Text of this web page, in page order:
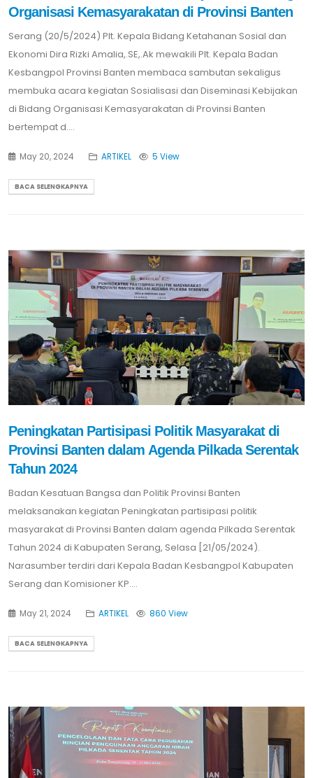
Organisasi Kemasyarakatan di Provinsi Banten
Serang (20/5/2024) Plt. Kepala Bidang Ketahanan Sosial dan
Ekonomi Dira Rizki Amalia,.SE,.Ak mewakili Plt. Kepala Badan
Kesbangpol Provinsi Banten membaca sambutan sekaligus
membuka acara kegiatan Sosialisasi dan Diseminasi Kebijakan
di Bidang Organisasi Kemasyarakatan di Provinsi Banten
bertempat d....
May 20, 2024 ARTIKEL 5 View
BACA SELENGKAPNYA
Peningkatan Partisipasi Politik Masyarakat di
Provinsi Banten dalam Agenda Pilkada Serentak
Tahun 2024
Badan Kesatuan Bangsa dan Politik Provinsi Banten
melaksanakan kegiatan Peningkatan partisipasi politik
masyarakat di Provinsi Banten dalam agenda Pilkada Serentak
Tahun 2024 di Kabupaten Serang, Selasa [21/05/2024).
Narasumber terdiri dari Kepala Badan Kesbangpol Kabupaten
Serang dan Komisioner KP....
May 21, 2024 ARTIKEL 860 View
BACA SELENGKAPNYA